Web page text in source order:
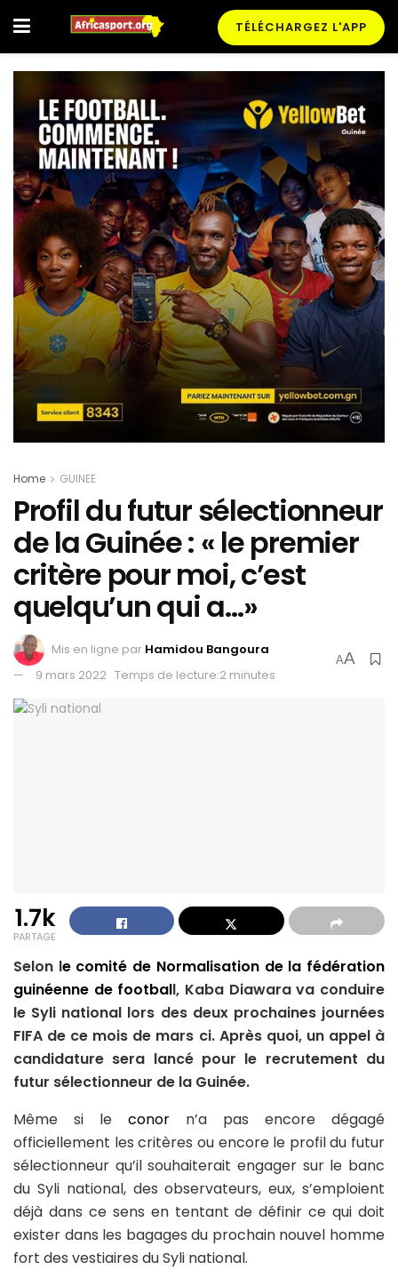
TÉLÉCHARGEZ L'APP
Home GUINEE
Profil du futur sélectionneur
de la Guinée : « le premier
critère pour moi, c’est
quelqu’un qui a…»
Mis en ligne par Hamidou Bangoura
9 mars 2022 Temps de lecture:2 minutes
AA
1.7k
PARTAGE
Selon le comité de Normalisation de la fédération
guinéenne de football, Kaba Diawara va conduire
le Syli national lors des deux prochaines journées
FIFA de ce mois de mars ci. Après quoi, un appel à
candidature sera lancé pour le recrutement du
futur sélectionneur de la Guinée.
Même si le conor n’a pas encore dégagé
officiellement les critères ou encore le profil du futur
sélectionneur qu’il souhaiterait engager sur le banc
du Syli national, des observateurs, eux, s’emploient
déjà dans ce sens en tentant de définir ce qui doit
exister dans les bagages du prochain nouvel homme
fort des vestiaires du Syli national.